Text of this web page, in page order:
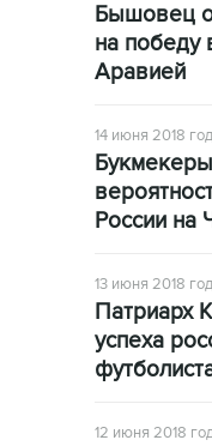
Бышовец
на победу
Аравией
14 июня 2018
России на
13 июня 2018
Патриарх
успеха
12 июня 2018